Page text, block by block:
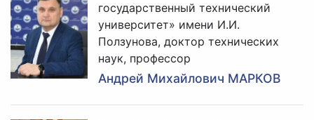
государственный технический
университет» имени И.И.
Ползунова, доктор технических
наук, профессор
Андрей Михайлович МАРКОВ